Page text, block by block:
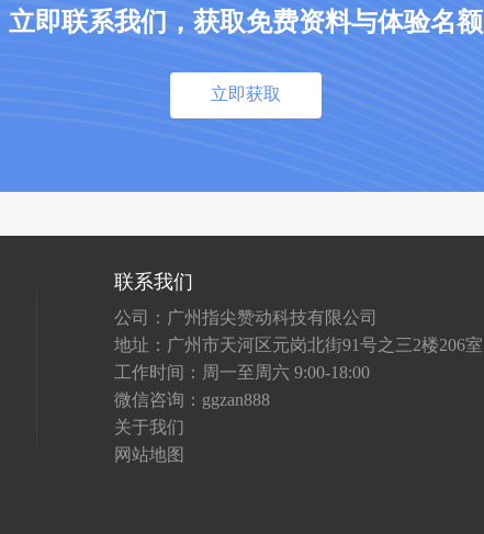
立即联系我们，获取免费资料与体验名额
立即获取
联系我们
公司：广州指尖赞动科技有限公司
地址：广州市天河区元岗北街91号之三2楼206室
工作时间：周一至周六 9:00-18:00
微信咨询：ggzan888
关于我们
网站地图